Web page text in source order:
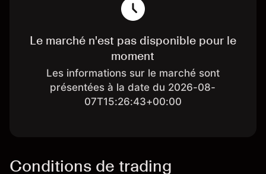
Le marché n'est pas disponible pour le
moment
Les informations sur le marché sont
présentées à la date du 2026-08-
07T15:26:43+00:00
Conditions de trading